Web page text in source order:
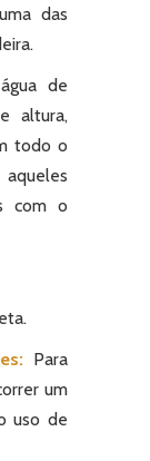
das
de
altura,
todo o
com o
Para
um
uso de